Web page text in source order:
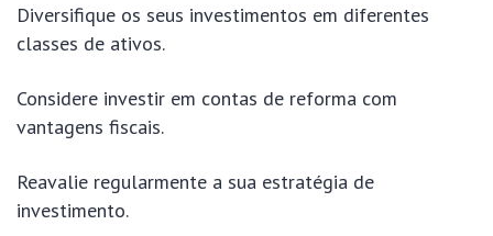
Diversifique os seus investimentos em diferentes
classes de ativos.
Considere investir em contas de reforma com
vantagens fiscais.
Reavalie regularmente a sua estratégia de
investimento.